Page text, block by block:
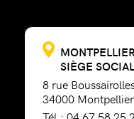
SIÈGE SOCIAL
8 rue
34000 Montpellier